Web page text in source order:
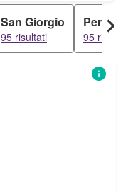
San Giorgio
95 risultati
Pergusa
95 risultati